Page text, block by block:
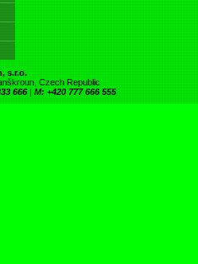
s.r.o.
Czech Republic
666 | M: +420 777 666 555